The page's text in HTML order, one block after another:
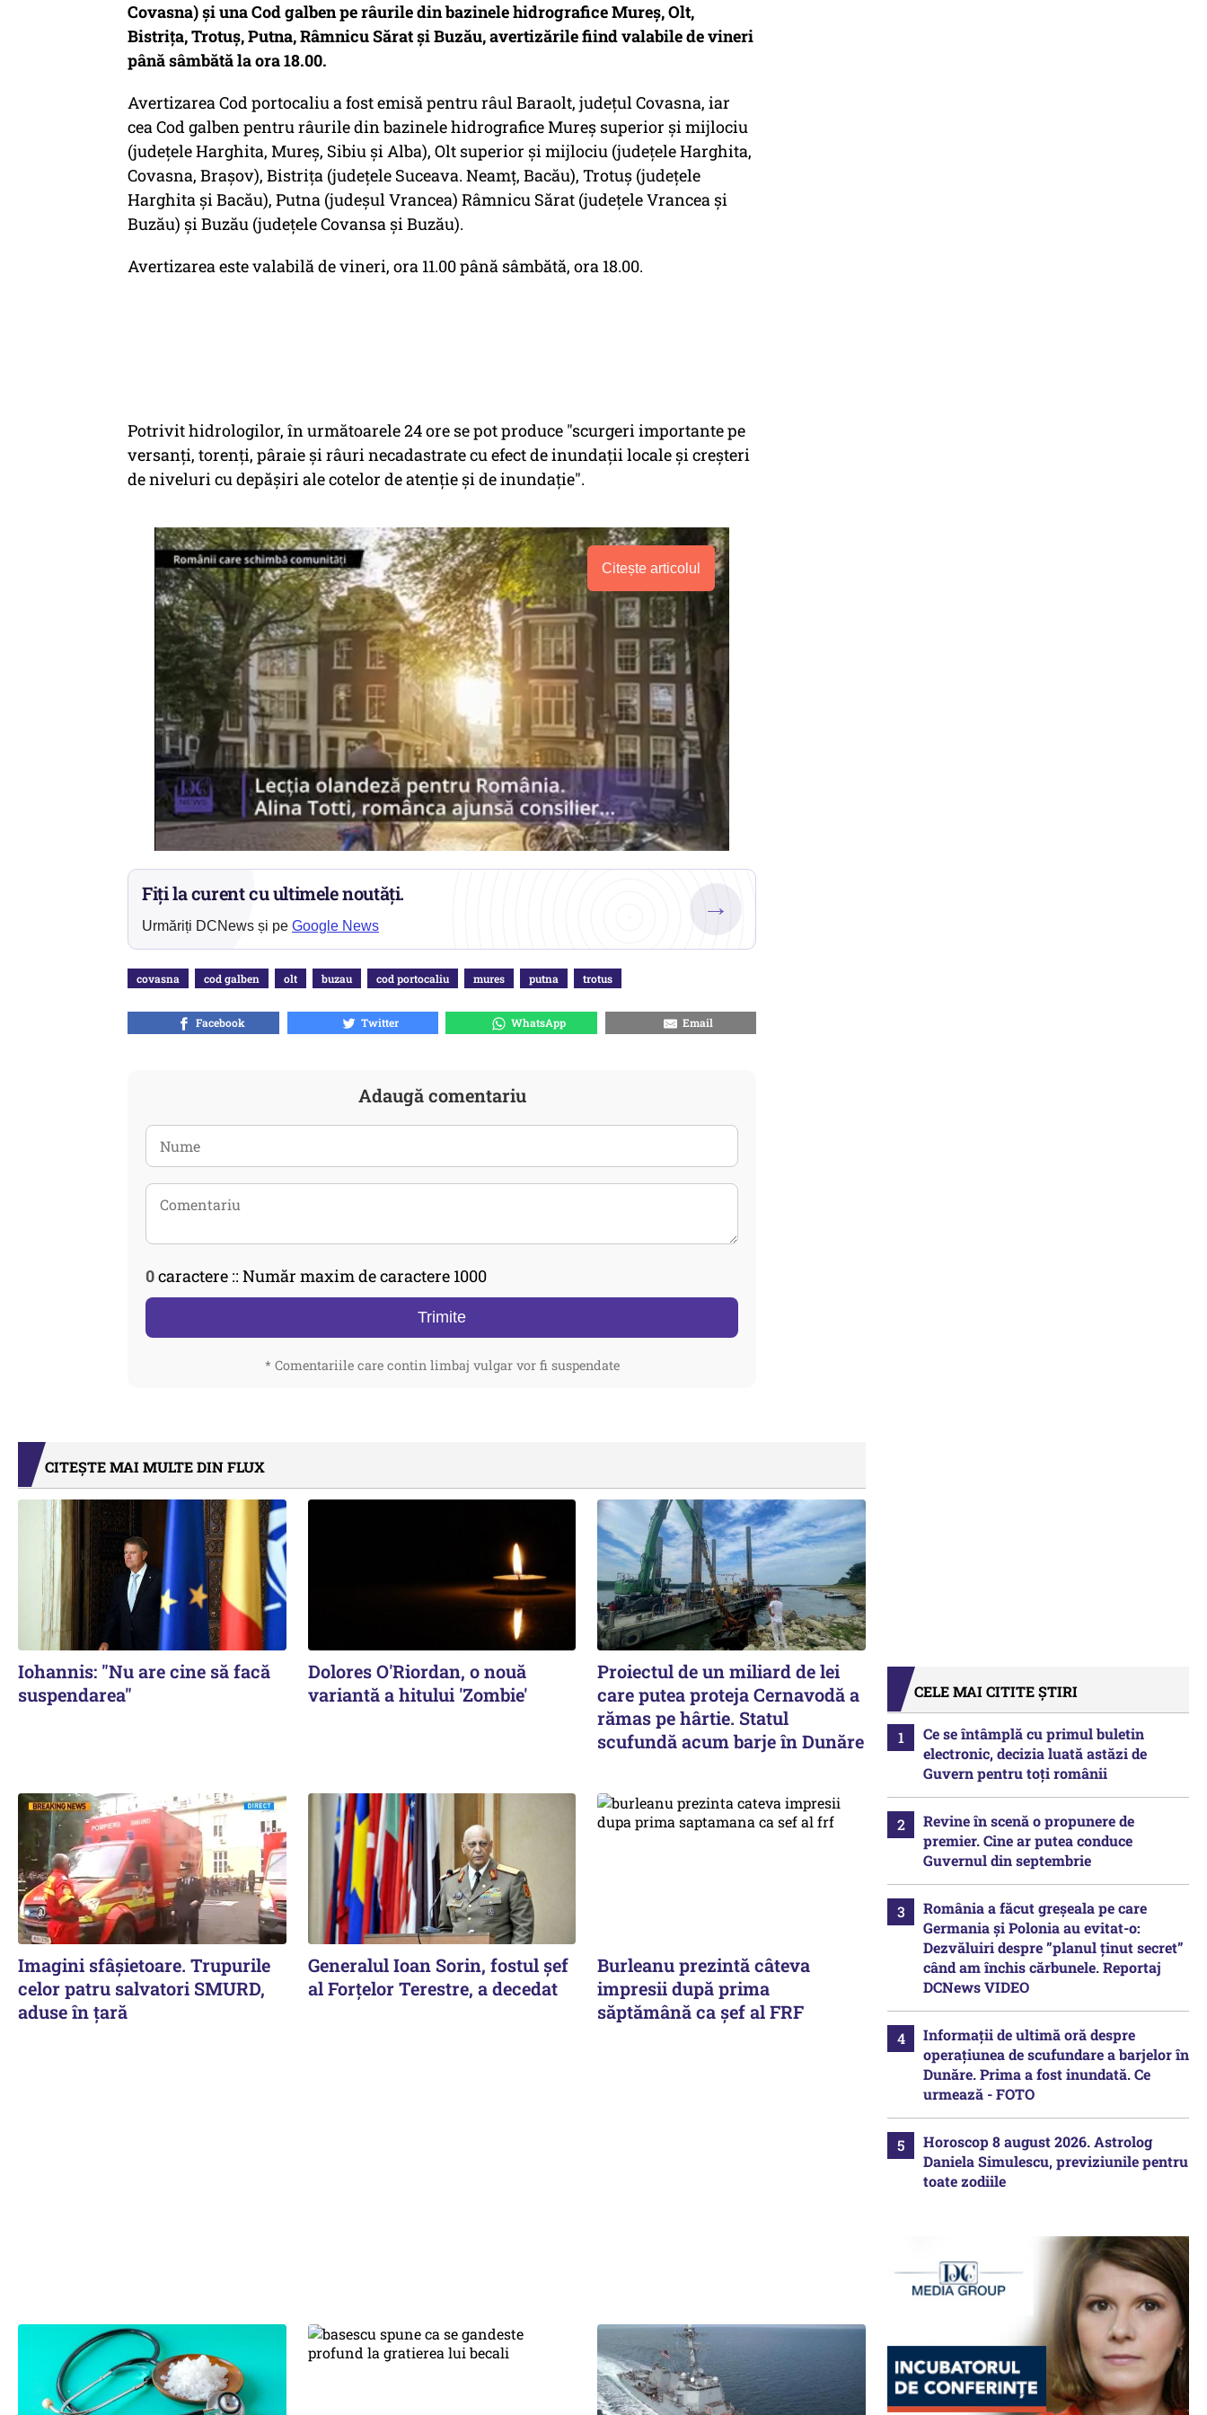
Covasna) şi una Cod galben pe râurile din bazinele hidrografice Mureş, Olt,
Bistriţa, Trotuş, Putna, Râmnicu Sărat şi Buzău, avertizările fiind valabile de vineri
până sâmbătă la ora 18.00.
Avertizarea Cod portocaliu a fost emisă pentru râul Baraolt, judeţul Covasna, iar
cea Cod galben pentru râurile din bazinele hidrografice Mureş superior şi mijlociu
(judeţele Harghita, Mureş, Sibiu şi Alba), Olt superior şi mijlociu (judeţele Harghita,
Covasna, Braşov), Bistriţa (judeţele Suceava. Neamţ, Bacău), Trotuş (judeţele
Harghita şi Bacău), Putna (judeşul Vrancea) Râmnicu Sărat (judeţele Vrancea şi
Buzău) şi Buzău (judeţele Covansa şi Buzău).
Avertizarea este valabilă de vineri, ora 11.00 până sâmbătă, ora 18.00.
Potrivit hidrologilor, în următoarele 24 ore se pot produce "scurgeri importante pe
versanţi, torenţi, pâraie şi râuri necadastrate cu efect de inundaţii locale şi creşteri
de niveluri cu depăşiri ale cotelor de atenţie şi de inundaţie".
Citește articolul
Fiți la curent cu ultimele noutăți.
Urmăriți DCNews și pe Google News
→
covasna cod galben olt buzau cod portocaliu mures putna trotus
Facebook Twitter WhatsApp Email
Adaugă comentariu
0caractere :: Număr maxim de caractere 1000
Trimite
* Comentariile care contin limbaj vulgar vor fi suspendate
CITEȘTE MAI MULTE DIN FLUX
Iohannis: "Nu are cine să facă
suspendarea"
Dolores O'Riordan, o nouă
variantă a hitului 'Zombie'
Proiectul de un miliard de lei
care putea proteja Cernavodă a
rămas pe hârtie. Statul
scufundă acum barje în Dunăre
Imagini sfâșietoare. Trupurile
celor patru salvatori SMURD,
aduse în țară
Generalul Ioan Sorin, fostul șef
al Forțelor Terestre, a decedat
Burleanu prezintă câteva
impresii după prima
săptămână ca șef al FRF
CELE MAI CITITE ȘTIRI
Ce se întâmplă cu primul buletin
electronic, decizia luată astăzi de
Guvern pentru toți românii
Revine în scenă o propunere de
premier. Cine ar putea conduce
Guvernul din septembrie
România a făcut greșeala pe care
Germania și Polonia au evitat-o:
Dezvăluiri despre ”planul ținut secret”
când am închis cărbunele. Reportaj
DCNews VIDEO
Informații de ultimă oră despre
operațiunea de scufundare a barjelor în
Dunăre. Prima a fost inundată. Ce
urmează - FOTO
Horoscop 8 august 2026. Astrolog
Daniela Simulescu, previziunile pentru
toate zodiile